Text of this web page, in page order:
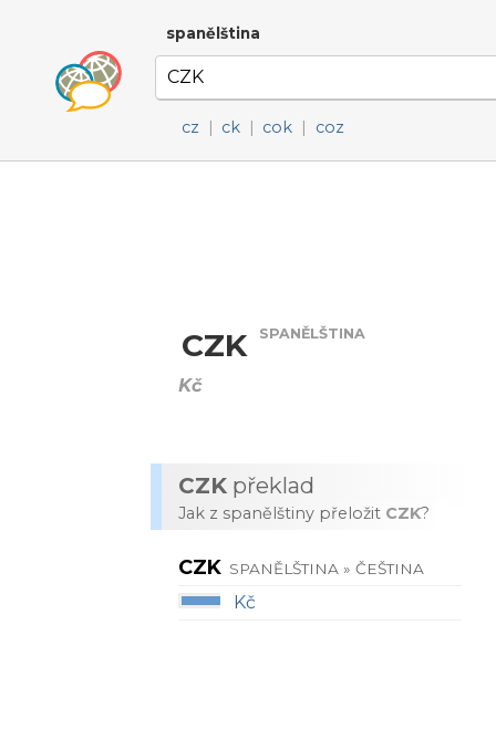
spanělština
cz | ck | cok | coz
CZK SPANĚLŠTINA
Kč
CZK překlad
Jak z spanělštiny přeložit CZK?
CZK SPANĚLŠTINA » ČEŠTINA
Kč